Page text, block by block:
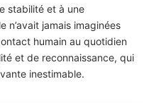
stabilité et à une
n’avait jamais imaginées
humain au quotidien
et de reconnaissance, qui
inestimable.